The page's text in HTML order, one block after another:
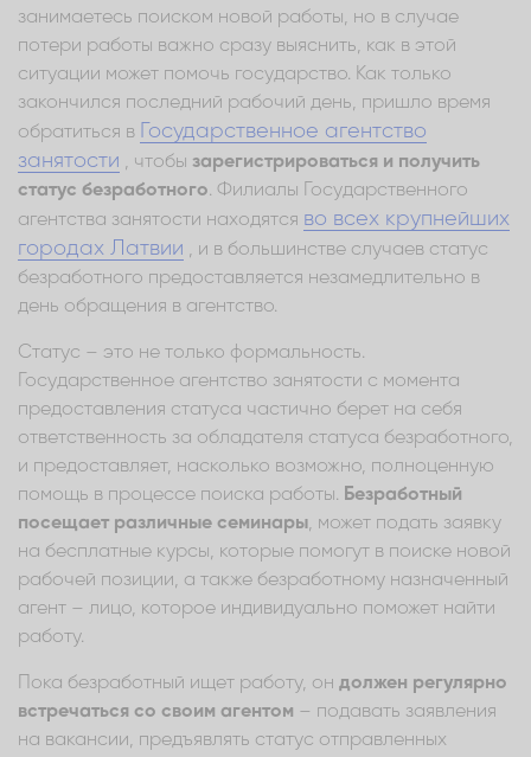
занимаетесь поиском новой работы, но в случае
потери работы важно сразу выяснить, как в этой
ситуации может помочь государство. Как только
закончился последний рабочий день, пришло время
обратиться в
Государственное агентство
занятости , чтобы зарегистрироваться и получить
статус безработного. Филиалы Государственного
агентства занятости находятся во всех крупнейших
городах Латвии , и в большинстве случаев статус
безработного предоставляется незамедлительно в
день обращения в агентство.
Статус – это не только формальность.
Государственное агентство занятости с момента
предоставления статуса частично берет на себя
ответственность за обладателя статуса безработного,
и предоставляет, насколько возможно, полноценную
помощь в процессе поиска работы. Безработный
посещает различные семинары, может подать заявку
на бесплатные курсы, которые помогут в поиске новой
рабочей позиции, а также безработному назначенный
агент – лицо, которое индивидуально поможет найти
работу.
Пока безработный ищет работу, он должен регулярно
встречаться со своим агентом – подавать заявления
на вакансии, предъявлять статус отправленных